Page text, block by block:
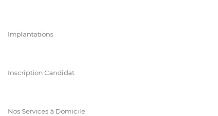
Implantations
Inscription Candidat
Nos Services à Domicile